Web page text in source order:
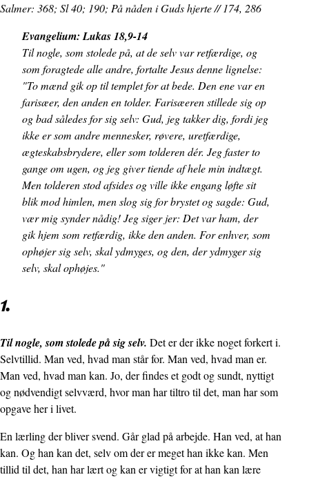
Salmer: 368; Sl 40; 190; På nåden i Guds hjerte // 174, 286
Evangelium: Lukas 18,9-14
Til nogle, som stolede på, at de selv var retfærdige, og
som foragtede alle andre, fortalte Jesus denne lignelse:
"To mænd gik op til templet for at bede. Den ene var en
farisæer, den anden en tolder. Farisæeren stillede sig op
og bad således for sig selv: Gud, jeg takker dig, fordi jeg
ikke er som andre mennesker, røvere, uretfærdige,
ægteskabsbrydere, eller som tolderen dér. Jeg faster to
gange om ugen, og jeg giver tiende af hele min indtægt.
Men tolderen stod afsides og ville ikke engang løfte sit
blik mod himlen, men slog sig for brystet og sagde: Gud,
vær mig synder nådig! Jeg siger jer: Det var ham, der
gik hjem som retfærdig, ikke den anden. For enhver, som
ophøjer sig selv, skal ydmyges, og den, der ydmyger sig
selv, skal ophøjes."
1.
Til nogle, som stolede på sig selv. Det er der ikke noget forkert i.
Selvtillid. Man ved, hvad man står for. Man ved, hvad man er.
Man ved, hvad man kan. Jo, der findes et godt og sundt, nyttigt
og nødvendigt selvværd, hvor man har tiltro til det, man har som
opgave her i livet.
En lærling der bliver svend. Går glad på arbejde. Han ved, at han
kan. Og han kan det, selv om der er meget han ikke kan. Men
tillid til det, han har lært og kan er vigtigt for at han kan lære